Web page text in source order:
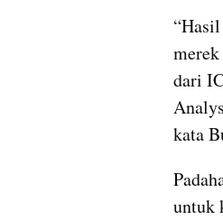
dari
kata
untuk